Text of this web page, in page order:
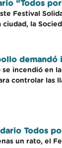
“Todos
Festival
la
incendió en
controlar las
Todos
un rato, el